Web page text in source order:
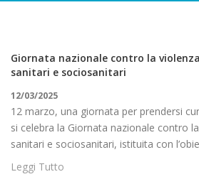
Giornata nazionale contro la
sanitari e sociosanitari
12/03/2025
12 marzo, una giornata per prendersi
si celebra la Giornata nazionale contro
sanitari e sociosanitari, istituita con
Leggi Tutto